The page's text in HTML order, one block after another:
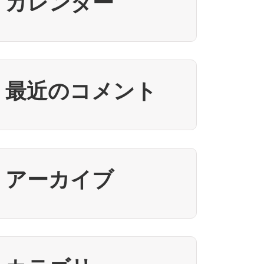
最近のコメント
アーカイブ